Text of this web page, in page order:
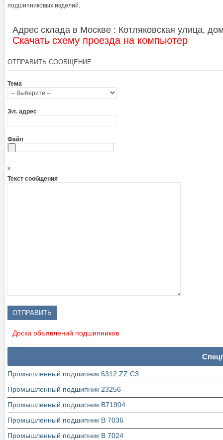
подшипниковых изделий.
Адрес склада в Москве : Котляковская улица,
Скачать схему проезда на компьютер
ОТПРАВИТЬ СООБЩЕНИЕ
Тема
Эл. адрес
Файл
з
Текст сообщения
Доска объявлений подшипников
Промышленный подшипник 6312 ZZ C3
Промышленный подшипник 23256
Промышленный подшипник В71904
Промышленный подшипник В 7036
Промышленный подшипник В 7024